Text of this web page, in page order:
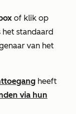
of klik op
het standaard
van het
heeft
via hun